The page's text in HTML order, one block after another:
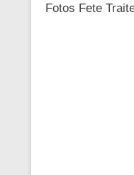
Fotos Fete